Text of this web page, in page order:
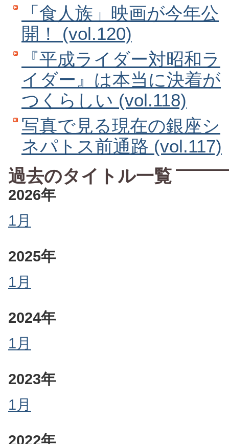
「食人族」映画が今年公
開！ (vol.120)
『平成ライダー対昭和ラ
イダー』は本当に決着が
つくらしい (vol.118)
写真で見る現在の銀座シ
ネパトス前通路 (vol.117)
過去のタイトル一覧
2026年
1月
2025年
1月
2024年
1月
2023年
1月
2022年